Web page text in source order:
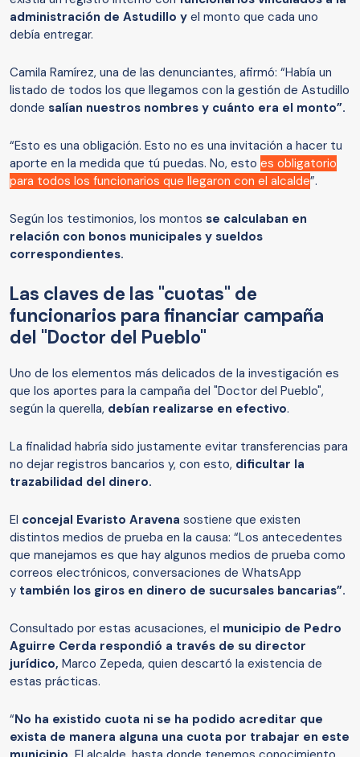
administración de Astudillo y el monto que cada uno
debía entregar.
Camila Ramírez, una de las denunciantes, afirmó: “Había un
listado de todos los que llegamos con la gestión de Astudillo
donde salían nuestros nombres y cuánto era el monto”.
“Esto es una obligación. Esto no es una invitación a hacer tu
aporte en la medida que tú puedas. No, esto es obligatorio
para todos los funcionarios que llegaron con el alcalde”.
Según los testimonios, los montos se calculaban en
relación con bonos municipales y sueldos
correspondientes.
Las claves de las "cuotas" de
funcionarios para financiar campaña
del "Doctor del Pueblo"
Uno de los elementos más delicados de la investigación es
que los aportes para la campaña del "Doctor del Pueblo",
según la querella, debían realizarse en efectivo.
La finalidad habría sido justamente evitar transferencias para
no dejar registros bancarios y, con esto, dificultar la
trazabilidad del dinero.
El concejal Evaristo Aravena sostiene que existen
distintos medios de prueba en la causa: “Los antecedentes
que manejamos es que hay algunos medios de prueba como
correos electrónicos, conversaciones de WhatsApp
y también los giros en dinero de sucursales bancarias”.
Consultado por estas acusaciones, el municipio de Pedro
Aguirre Cerda respondió a través de su director
jurídico, Marco Zepeda, quien descartó la existencia de
estas prácticas.
“No ha existido cuota ni se ha podido acreditar que
exista de manera alguna una cuota por trabajar en este